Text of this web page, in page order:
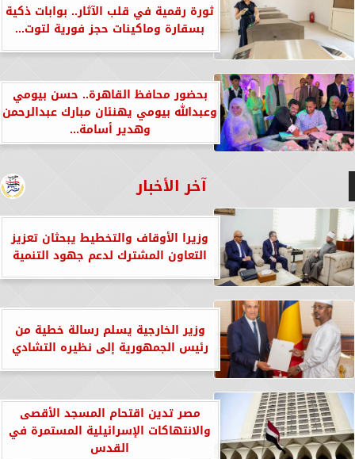
ثورة رقمية في قلب الآثار.. بوابات ذكية
بسقارة وماكينات حجز فورية لتوت...
بحضور محافظ القاهرة.. حسن بيومي
وعبدالله بيومي يهنئان مبارك عبدالرحمن
وهدير أسامة...
آخر الأخبار
وزيرا الأوقاف والتخطيط يبحثان تعزيز
التعاون المشترك لدعم جهود التنمية
وزير الخارجية يسلم رسالة خطية من
رئيس الجمهورية إلى نظيره التشادي
مصر تدين اقتحام المسجد الأقصى
والانتهاكات الإسرائيلية المستمرة في
القدس